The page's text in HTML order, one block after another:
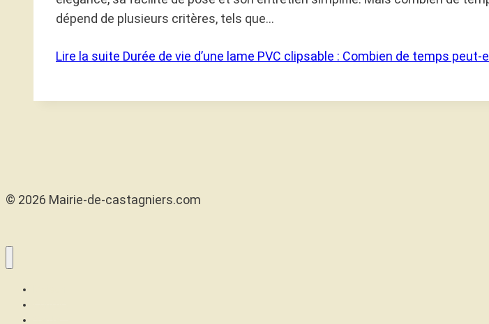
dépend de plusieurs critères, tels que…
Lire la suite Durée de vie d’une lame PVC clipsable : Combien de temps
© 2026 Mairie-de-castagniers.com